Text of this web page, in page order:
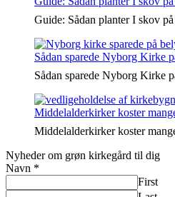
Guide: Sådan planter I skov
Sådan sparede Nyborg Kirke
Sådan sparede Nyborg Kirke
Middelalderkirker koster
Middelalderkirker koster
Nyheder om grøn kirkegård til dig
Navn *
First